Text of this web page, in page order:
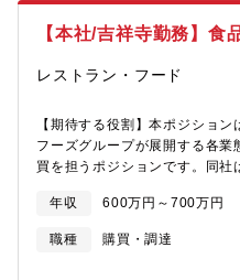
できます。３、通信販売業界
の女性で構成されており、今後
生き方、暮らし方を応援する
日本ABC協会発行社レポート
資格補助補足＞■入社時事業研
修 他＜その他補足＞■テレワ
度 ■慶弔見舞金 ■服装自由■
負担 ■健康診断 ■時間限定
【本社/吉祥寺勤務】食
レストラン・フード
【期待する役割】本ポジショ
フーズグループが展開する各
買を担うポジションです。同
給と原価コントロールは事業
います。本ポジションでは、
ながら、原材料の安定調達や
の交渉などを通じて、品質・
年収 600万円～700万円
職種
購買・調達